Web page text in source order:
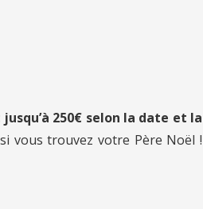
250€ selon la date et la
vous trouvez votre Père Noël !